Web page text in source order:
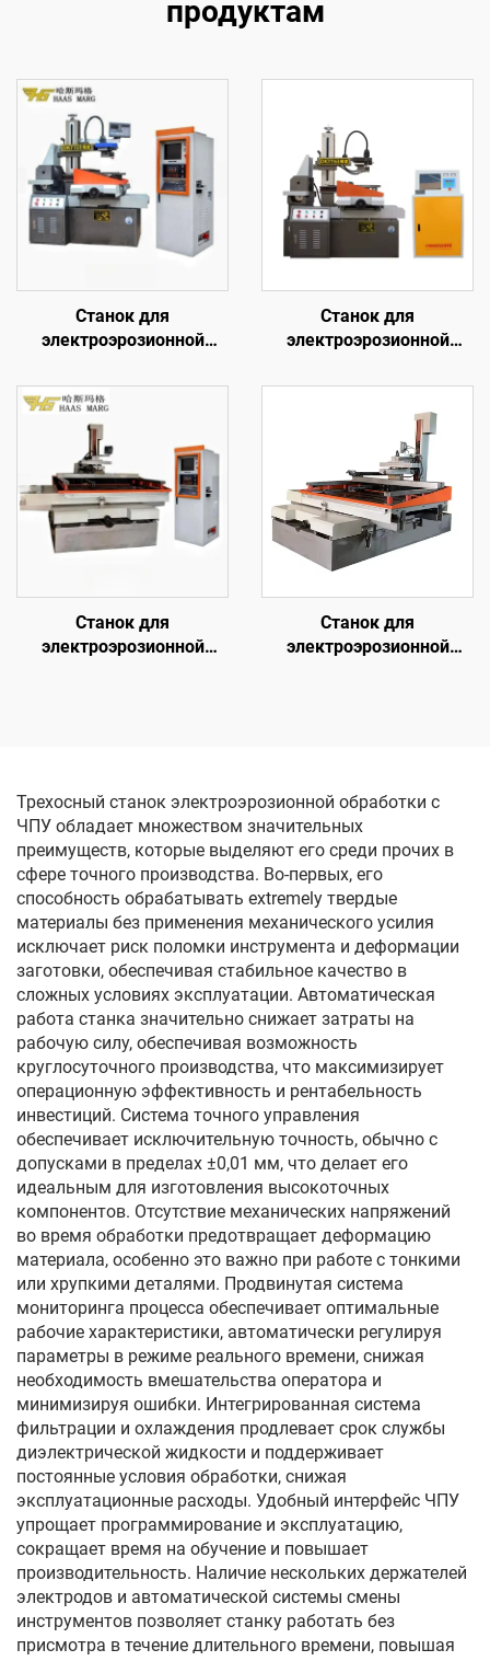
продуктам
Станок для
электроэрозионной
электродом
однопроходного реза
DK7725
Станок для
электроэрозионной
электродом
однопроходного реза
Станок для
электроэрозионной
Станок для
электроэрозионной
Трехосный станок электроэрозионной обработки с
ЧПУ обладает множеством значительных
преимуществ, которые выделяют его среди прочих в
сфере точного производства. Во-первых, его
способность обрабатывать extremely твердые
материалы без применения механического усилия
исключает риск поломки инструмента и деформации
заготовки, обеспечивая стабильное качество в
сложных условиях эксплуатации. Автоматическая
работа станка значительно снижает затраты на
рабочую силу, обеспечивая возможность
круглосуточного производства, что максимизирует
операционную эффективность и рентабельность
инвестиций. Система точного управления
обеспечивает исключительную точность, обычно с
допусками в пределах ±0,01 мм, что делает его
идеальным для изготовления высокоточных
компонентов. Отсутствие механических напряжений
во время обработки предотвращает деформацию
материала, особенно это важно при работе с тонкими
или хрупкими деталями. Продвинутая система
мониторинга процесса обеспечивает оптимальные
рабочие характеристики, автоматически регулируя
параметры в режиме реального времени, снижая
необходимость вмешательства оператора и
минимизируя ошибки. Интегрированная система
фильтрации и охлаждения продлевает срок службы
диэлектрической жидкости и поддерживает
постоянные условия обработки, снижая
эксплуатационные расходы. Удобный интерфейс ЧПУ
упрощает программирование и эксплуатацию,
сокращает время на обучение и повышает
производительность. Наличие нескольких держателей
электродов и автоматической системы смены
инструментов позволяет станку работать без
присмотра в течение длительного времени, повышая